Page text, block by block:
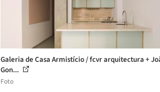
Galeria de Casa Armistício / fcvr arquitectura +
Gon...
Foto